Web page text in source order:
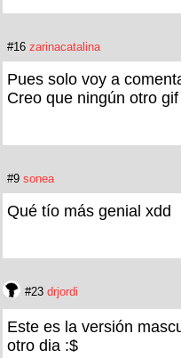
#16 zarinacatalina
Pues solo voy a
Creo que ningún otro
#9 sonea
Qué tío más genial xdd
#23 drjordi
Este es la versión
otro dia :$